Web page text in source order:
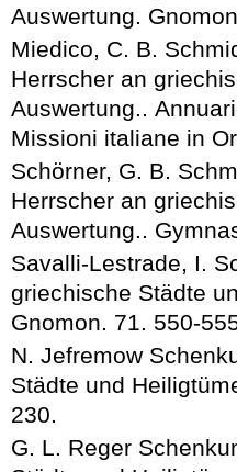
Auswertung. Gnomon
Miedico, C. B.
Herrscher an
Auswertung..
Missioni italiane in
Schörner, G. B.
Herrscher an
Auswertung..
Savalli-Lestrade, I.
griechische Städte
Gnomon. 71. 550-
N. Jefremow
Städte und
230.
G. L. Reger